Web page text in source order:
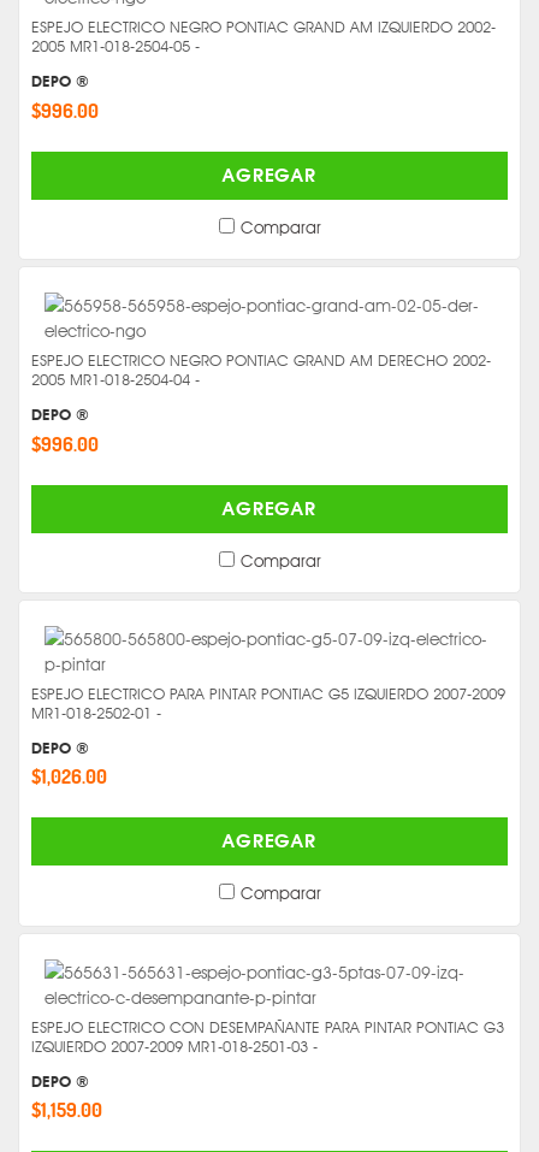
ESPEJO ELECTRICO NEGRO PONTIAC GRAND AM IZQUIERDO 2002-
2005 MR1-018-2504-05 -
DEPO ®
$996.00
AGREGAR
Comparar
ESPEJO ELECTRICO NEGRO PONTIAC GRAND AM DERECHO 2002-
2005 MR1-018-2504-04 -
DEPO ®
$996.00
AGREGAR
Comparar
ESPEJO ELECTRICO PARA PINTAR PONTIAC G5 IZQUIERDO 2007-2009
MR1-018-2502-01 -
DEPO ®
$1,026.00
AGREGAR
Comparar
ESPEJO ELECTRICO CON DESEMPAÑANTE PARA PINTAR PONTIAC G3
IZQUIERDO 2007-2009 MR1-018-2501-03 -
DEPO ®
$1,159.00